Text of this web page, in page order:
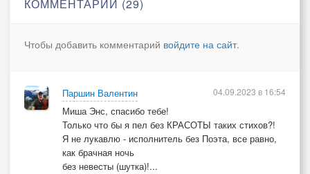
КОММЕНТАРИИ (29)
Чтобы добавить комментарий войдите на сайт.
Паршин Валентин
Миша Энс, спасибо тебе!
Только что бы я пел без КРАСОТЫ таких стихов?!
Я не лукавлю - исполнитель без Поэта, все равно,
как брачная ночь
без невесты (шутка)!...
04.09.2023 в 16:54